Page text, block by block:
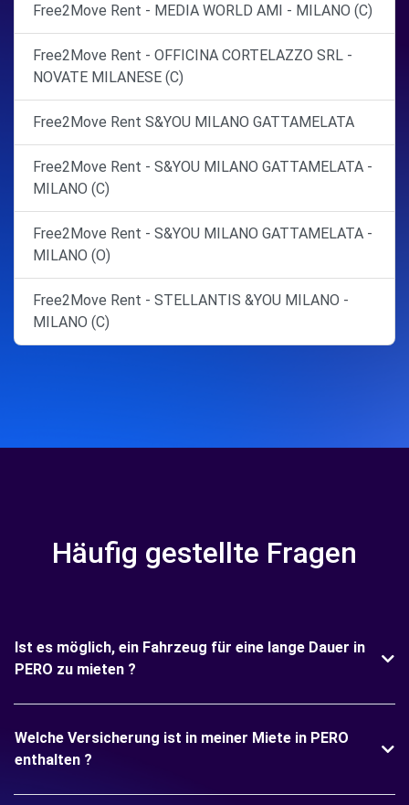
Free2Move Rent - MEDIA WORLD AMI - MILANO (C)
Free2Move Rent - OFFICINA CORTELAZZO SRL -
NOVATE MILANESE (C)
Free2Move Rent S&YOU MILANO GATTAMELATA
Free2Move Rent - S&YOU MILANO GATTAMELATA -
MILANO (C)
Free2Move Rent - S&YOU MILANO GATTAMELATA -
MILANO (O)
Free2Move Rent - STELLANTIS &YOU MILANO -
MILANO (C)
Häufig gestellte Fragen
Ist es möglich, ein Fahrzeug für eine lange Dauer in
PERO zu mieten ?
Welche Versicherung ist in meiner Miete in PERO
enthalten ?